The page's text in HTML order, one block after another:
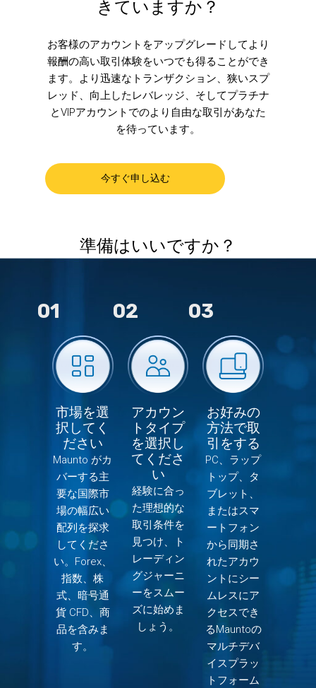
きていますか？
お客様のアカウントをアップグレードしてより
報酬の高い取引体験をいつでも得ることができ
ます。より迅速なトランザクション、狭いスプ
レッド、向上したレバレッジ、そしてプラチナ
とVIPアカウントでのより自由な取引があなた
を待っています。
今すぐ申し込む
準備はいいですか？
01
市場を選
択してく
ださい
Maunto がカ
バーする主
要な国際市
場の幅広い
配列を探求
してくださ
い。Forex、
指数、株
式、暗号通
貨 CFD、商
品を含みま
す。
02
アカウン
トタイプ
を選択し
てくださ
い
経験に合っ
た理想的な
取引条件を
見つけ、ト
レーディン
グジャーニ
ーをスムー
ズに始めま
しょう。
03
お好みの
方法で取
引をする
PC、ラップ
トップ、タ
ブレット、
またはスマ
ートフォン
から同期さ
れたアカウ
ントにシー
ムレスにア
クセスでき
るMauntoの
マルチデバ
イスプラッ
トフォーム